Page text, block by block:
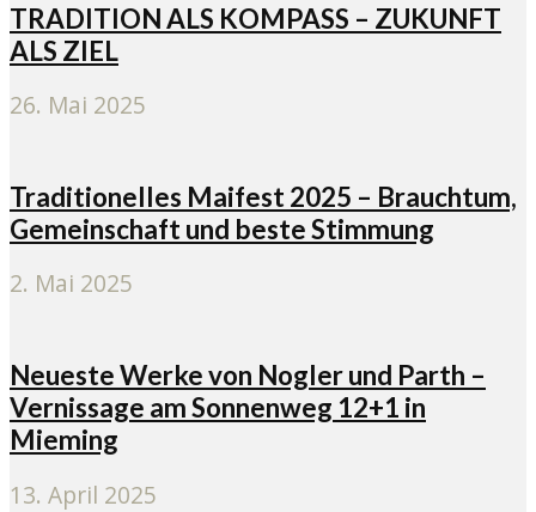
TRADITION ALS KOMPASS – ZUKUNFT
ALS ZIEL
26. Mai 2025
Traditionelles Maifest 2025 – Brauchtum,
Gemeinschaft und beste Stimmung
2. Mai 2025
Neueste Werke von Nogler und Parth –
Vernissage am Sonnenweg 12+1 in
Mieming
13. April 2025